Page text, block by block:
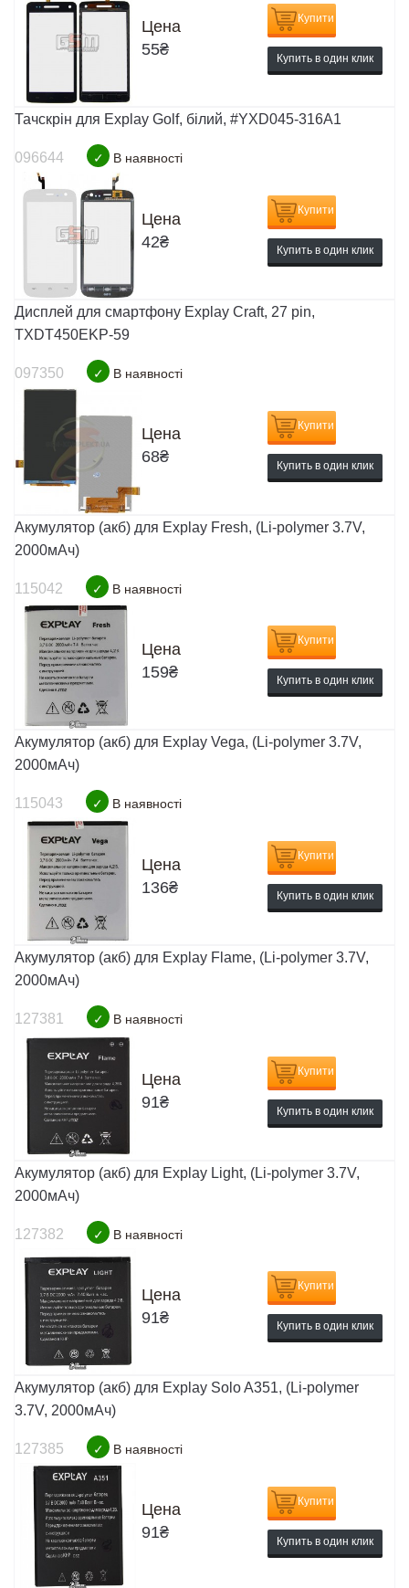
Цена
55₴
Купити
Купить в один клик
Тачскрін для Explay Golf, білий, #YXD045-316A1
096644 ✓ В наявності
Цена
42₴
Купити
Купить в один клик
Дисплей для смартфону Explay Craft, 27 pin,
TXDT450EKP-59
097350 ✓ В наявності
Цена
68₴
Купити
Купить в один клик
Акумулятор (акб) для Explay Fresh, (Li-polymer 3.7V,
2000мАч)
115042 ✓ В наявності
Цена
159₴
Купити
Купить в один клик
Акумулятор (акб) для Explay Vega, (Li-polymer 3.7V,
2000мАч)
115043 ✓ В наявності
Цена
136₴
Купити
Купить в один клик
Акумулятор (акб) для Explay Flame, (Li-polymer 3.7V,
2000мАч)
127381 ✓ В наявності
Цена
91₴
Купити
Купить в один клик
Акумулятор (акб) для Explay Light, (Li-polymer 3.7V,
2000мАч)
127382 ✓ В наявності
Цена
91₴
Купити
Купить в один клик
Акумулятор (акб) для Explay Solo A351, (Li-polymer
3.7V, 2000мАч)
127385 ✓ В наявності
Цена
91₴
Купити
Купить в один клик